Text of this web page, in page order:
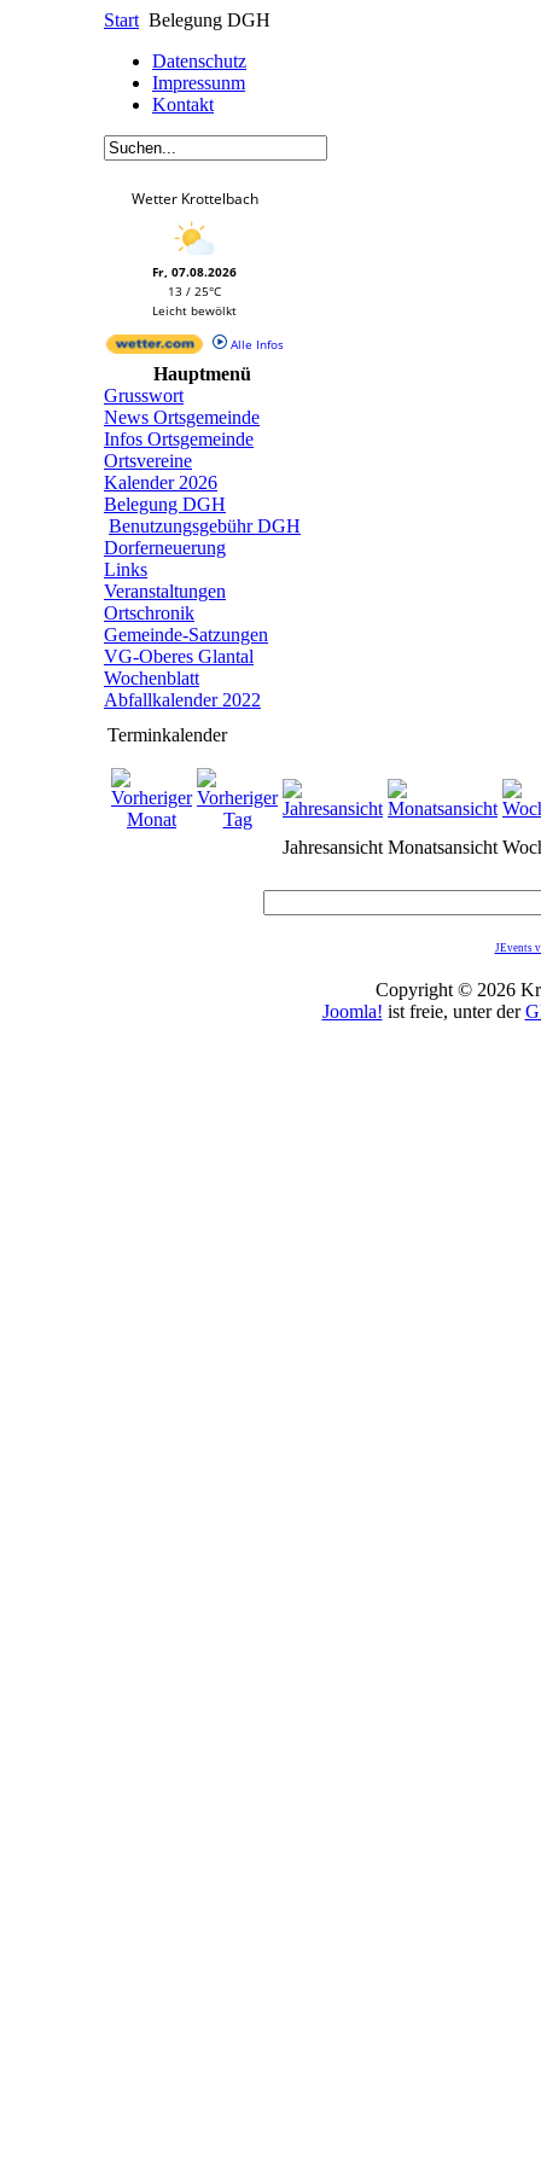
Start Belegung DGH
Datenschutz
Impressunm
Kontakt
Wetter Krottelbach
Fr, 07.08.2026
13 / 25°C
Leicht bewölkt
Alle Infos
Hauptmenü
Grusswort
News Ortsgemeinde
Infos Ortsgemeinde
Ortsvereine
Kalender 2026
Belegung DGH
Benutzungsgebühr DGH
Dorferneuerung
Links
Veranstaltungen
Ortschronik
Gemeinde-Satzungen
VG-Oberes Glantal
Wochenblatt
Abfallkalender 2022
Terminkalender
Jahresansicht Monatsansicht
JEvents
Copyright © 2026
Joomla! ist freie, unter der